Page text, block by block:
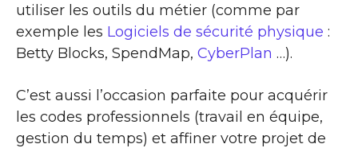
utiliser les outils du métier (comme par
exemple les Logiciels de sécurité physique :
Betty Blocks, SpendMap, CyberPlan …).
C’est aussi l’occasion parfaite pour acquérir
les codes professionnels (travail en équipe,
gestion du temps) et affiner votre projet de